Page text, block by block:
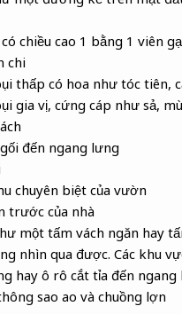
chiều cao 1 bằng 1 viên
chi
thấp có hoa như tóc tiên,
gia vị, cứng cáp như sả,
đến ngang lưng
chuyên biệt của vườn
trước của nhà
một tấm vách ngăn hay
nhìn qua được. Các khu
hay ô rô cắt tỉa đến
sao ao và chuồng lợn